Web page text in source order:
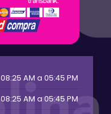
08:25 AM a 05:45 PM
08:25 AM a 05:45 PM